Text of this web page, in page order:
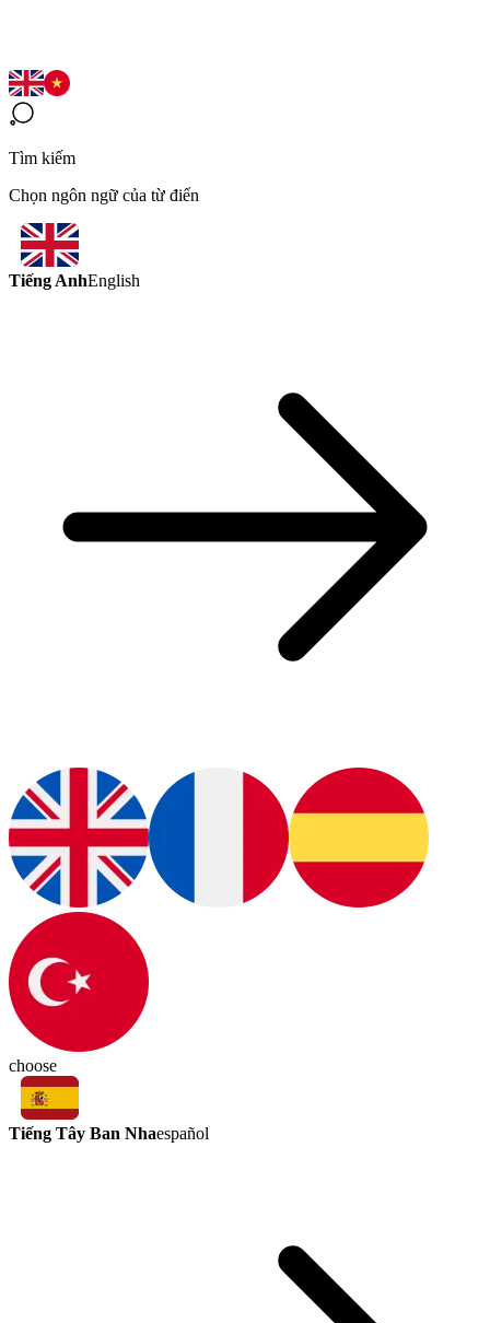
Tìm kiếm
Chọn ngôn ngữ của từ điển
Tiếng AnhEnglish
choose
Tiếng Tây Ban Nhaespañol